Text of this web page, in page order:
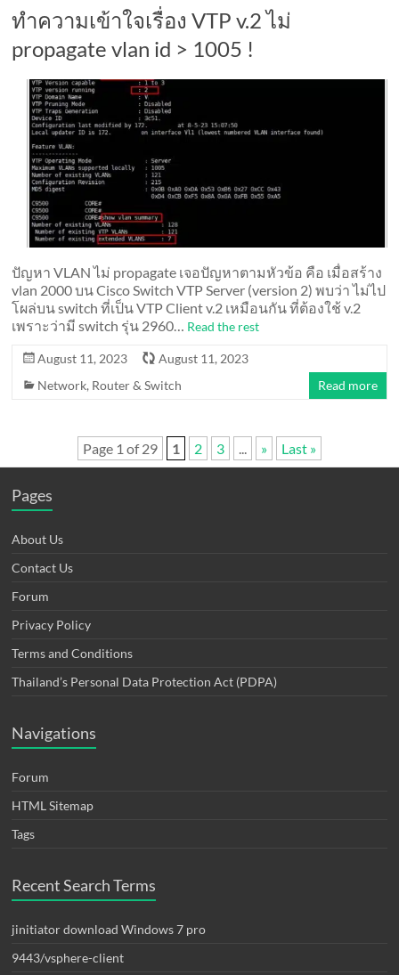
ทำความเข้าใจเรื่อง VTP v.2 ไม่
propagate vlan id > 1005 !
ปัญหา VLAN ไม่ propagate เจอปัญหาตามหัวข้อ คือ เมื่อสร้าง
vlan 2000 บน Cisco Switch VTP Server (version 2) พบว่า ไม่ไป
โผล่บน switch ที่เป็น VTP Client v.2 เหมือนกัน ที่ต้องใช้ v.2
เพราะว่ามี switch รุ่น 2960… Read the rest
August 11, 2023
August 11, 2023
Network, Router & Switch Read more
Page 1 of 29 1 2 3 » Last »
Pages
About Us
Contact Us
Forum
Privacy Policy
Terms and Conditions
Thailand’s Personal Data Protection Act (PDPA)
Navigations
Forum
HTML Sitemap
Tags
Recent Search Terms
jinitiator download Windows 7 pro
9443/vsphere-client